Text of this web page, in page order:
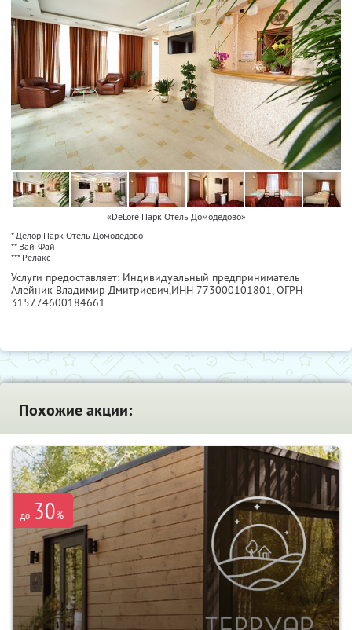
«DeLore Парк Отель Домодедово»
* Делор Парк Отель Домодедово
** Вай-Фай
*** Релакс
Услуги предоставляет: Индивидуальный предприниматель
Алейник Владимир Дмитриевич,ИНН 773000101801, ОГРН
315774600184661
Похожие акции:
до 30%